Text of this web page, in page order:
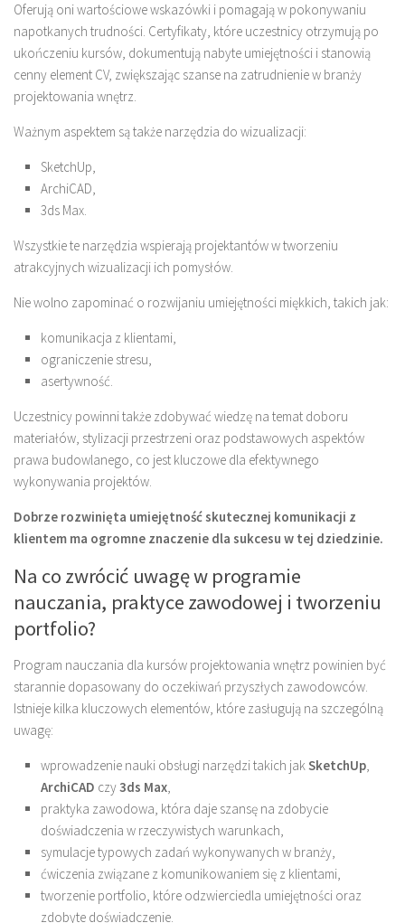
Oferują oni wartościowe wskazówki i pomagają w pokonywaniu
napotkanych trudności. Certyfikaty, które uczestnicy otrzymują po
ukończeniu kursów, dokumentują nabyte umiejętności i stanowią
cenny element CV, zwiększając szanse na zatrudnienie w branży
projektowania wnętrz.
Ważnym aspektem są także narzędzia do wizualizacji:
SketchUp,
ArchiCAD,
3ds Max.
Wszystkie te narzędzia wspierają projektantów w tworzeniu
atrakcyjnych wizualizacji ich pomysłów.
Nie wolno zapominać o rozwijaniu umiejętności miękkich, takich jak:
komunikacja z klientami,
ograniczenie stresu,
asertywność.
Uczestnicy powinni także zdobywać wiedzę na temat doboru
materiałów, stylizacji przestrzeni oraz podstawowych aspektów
prawa budowlanego, co jest kluczowe dla efektywnego
wykonywania projektów.
Dobrze rozwinięta umiejętność skutecznej komunikacji z
klientem ma ogromne znaczenie dla sukcesu w tej dziedzinie.
Na co zwrócić uwagę w programie
nauczania, praktyce zawodowej i tworzeniu
portfolio?
Program nauczania dla kursów projektowania wnętrz powinien być
starannie dopasowany do oczekiwań przyszłych zawodowców.
Istnieje kilka kluczowych elementów, które zasługują na szczególną
uwagę:
wprowadzenie nauki obsługi narzędzi takich jakSketchUp,
ArchiCAD czy3ds Max,
praktyka zawodowa, która daje szansę na zdobycie
doświadczenia w rzeczywistych warunkach,
symulacje typowych zadań wykonywanych w branży,
ćwiczenia związane z komunikowaniem się z klientami,
tworzenie portfolio, które odzwierciedla umiejętności oraz
zdobyte doświadczenie.